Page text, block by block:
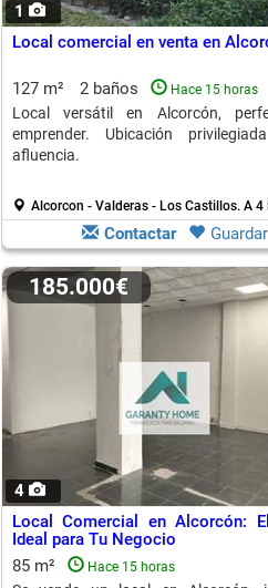
Mostoles
1
Local comercial en venta en
127 m² 2 baños Hace 15 horas
Local versátil en Alcorcón,
emprender. Ubicación
afluencia.
Alcorcon - Valderas - Los Castillos. A 4
Contactar Guardar
4
185.000€
Local Comercial en Alcorcón:
Ideal para Tu Negocio
85 m²
Hace 15 horas